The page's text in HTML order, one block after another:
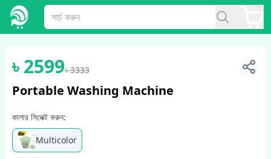
1/5
৳2599৳3333
Portable Washing Machine
কালার সিলেক্ট করুন:
Multicolor